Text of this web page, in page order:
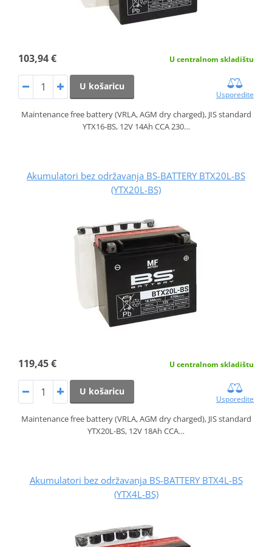
103,94 € U centralnom skladištu
U košaricu
Usporedite
Maintenance free battery (VRLA, AGM dry charged), JIS standard
YTX16-BS, 12V 14Ah CCA 230…
Akumulatori bez održavanja BS-BATTERY BTX20L-BS
(YTX20L-BS)
119,45 € U centralnom skladištu
U košaricu
Usporedite
Maintenance free battery (VRLA, AGM dry charged), JIS standard
YTX20L-BS, 12V 18Ah CCA…
Akumulatori bez održavanja BS-BATTERY BTX4L-BS
(YTX4L-BS)